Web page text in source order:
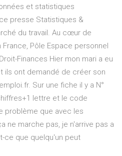
et statistiques
presse Statistiques &
du travail. Au cœur de
France, Pôle Espace personnel
Finances Hier mon mari a eu
ils ont demandé de créer son
Sur une fiche il y a N°
lettre et le code
problème que avec les
ne marche pas, je n'arrive pas a
ce que quelqu'un peut